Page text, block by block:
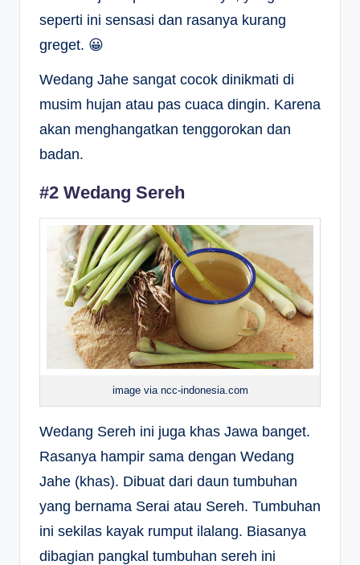
seperti ini sensasi dan rasanya kurang
greget. 😀
Wedang Jahe sangat cocok dinikmati di
musim hujan atau pas cuaca dingin. Karena
akan menghangatkan tenggorokan dan
badan.
#2 Wedang Sereh
image via ncc-indonesia.com
Wedang Sereh ini juga khas Jawa banget.
Rasanya hampir sama dengan Wedang
Jahe (khas). Dibuat dari daun tumbuhan
yang bernama Serai atau Sereh. Tumbuhan
ini sekilas kayak rumput ilalang. Biasanya
dibagian pangkal tumbuhan sereh ini